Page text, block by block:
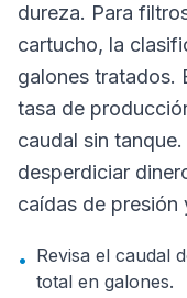
dureza. Para
cartucho, la
galones tratados.
tasa de
caudal sin
desperdiciar
caídas de presión
• Revisa el caudal
total en galones.